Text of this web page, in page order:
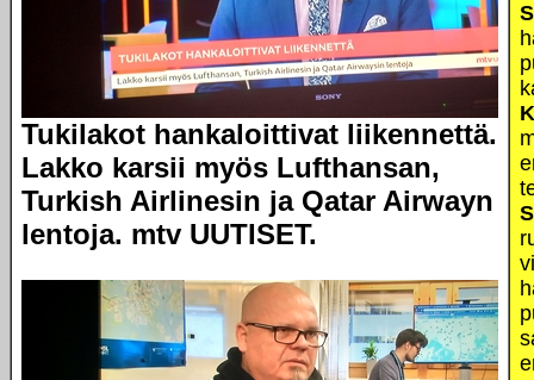
Tukilakot hankaloittivat liikennettä.
Lakko karsii myös Lufthansan,
Turkish Airlinesin ja Qatar Airwayn
lentoja. mtv UUTISET.